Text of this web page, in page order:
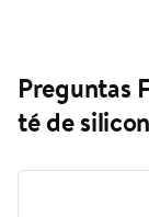
Preguntas
té de